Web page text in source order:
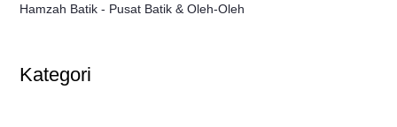
Hamzah Batik - Pusat Batik & Oleh-Oleh
Kategori